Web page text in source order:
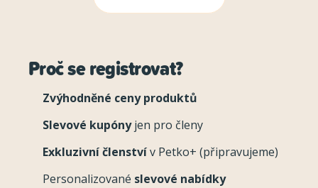
Proč se registrovat?
Zvýhodněné ceny produktů
Slevové kupónyjen pro členy
Exkluzivní členstvív Petko+ (připravujeme)
Personalizované slevové nabídky